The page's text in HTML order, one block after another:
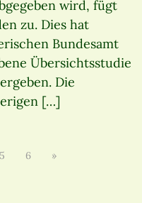
wird, fügt
zu. Dies hat
Bundesamt
Übersichtsstudie
Die
[…]
5 6 »